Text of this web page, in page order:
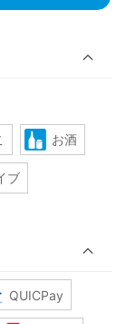
お酒
ブ
QUICPay